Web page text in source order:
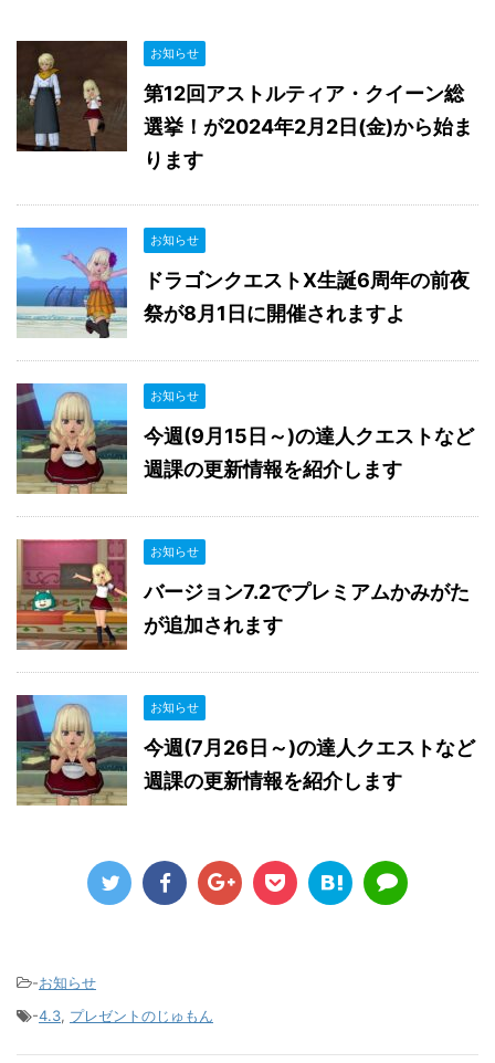
お知らせ
第12回アストルティア・クイーン総
選挙！が2024年2月2日(金)から始ま
ります
お知らせ
ドラゴンクエストX生誕6周年の前夜
祭が8月1日に開催されますよ
お知らせ
今週(9月15日～)の達人クエストなど
週課の更新情報を紹介します
お知らせ
バージョン7.2でプレミアムかみがた
が追加されます
お知らせ
今週(7月26日～)の達人クエストなど
週課の更新情報を紹介します
-お知らせ
-4.3, プレゼントのじゅもん